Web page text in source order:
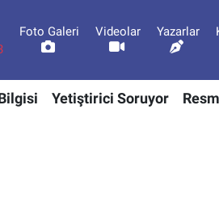
Foto Galeri Videolar Yazarlar
Yetiştirici Soruyor